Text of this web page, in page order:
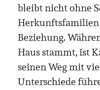
bleibt nicht ohne
Herkunftsfamilien
Beziehung.
Haus stammt, ist
seinen Weg mit
Unterschiede